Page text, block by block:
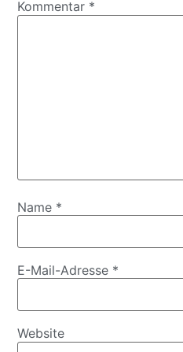
Kommentar *
Name *
E-Mail-Adresse *
Website